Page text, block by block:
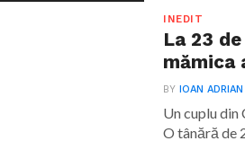
INEDIT
La 23
mămica
BYIOAN ADRIAN
Un cuplu din
O tânără de